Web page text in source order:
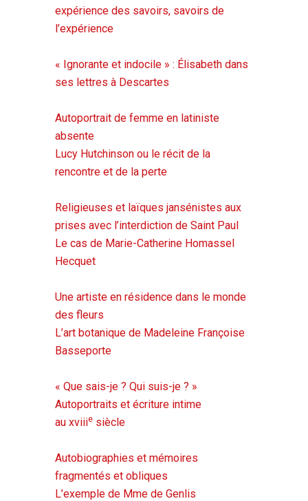
expérience des savoirs, savoirs de
l’expérience
« Ignorante et indocile » : Élisabeth dans
ses lettres à Descartes
Autoportrait de femme en latiniste
absente
Lucy Hutchinson ou le récit de la
rencontre et de la perte
Religieuses et laïques jansénistes aux
prises avec l’interdiction de Saint Paul
Le cas de Marie-Catherine Homassel
Hecquet
Une artiste en résidence dans le monde
des fleurs
L’art botanique de Madeleine Françoise
Basseporte
« Que sais-je ? Qui suis-je ? »
Autoportraits et écriture intime
au xviiie siècle
Autobiographies et mémoires
fragmentés et obliques
L’exemple de Mme de Genlis